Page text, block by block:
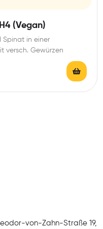
(Vegan)
Spinat in einer
versch. Gewürzen
von-Zahn-Straße 19,